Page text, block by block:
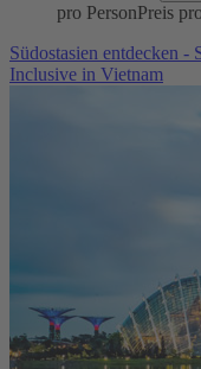
pro PersonPreis
Südostasien entdecken
Inclusive in Vietnam